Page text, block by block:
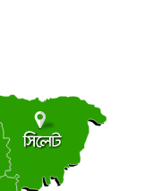
১১ দলের
শিবির